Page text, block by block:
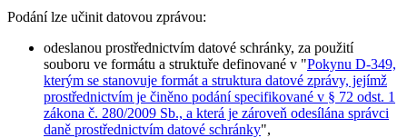
Podání lze učinit datovou zprávou:
odeslanou prostřednictvím datové schránky, za použití
souboru ve formátu a struktuře definované v "Pokynu D-349,
kterým se stanovuje formát a struktura datové zprávy, jejímž
prostřednictvím je činěno podání specifikované v § 72 odst. 1
zákona č. 280/2009 Sb., a která je zároveň odesílána správci
daně prostřednictvím datové schránky",